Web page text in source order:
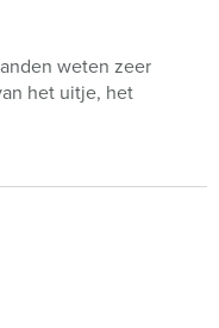
weten zeer
het uitje, het